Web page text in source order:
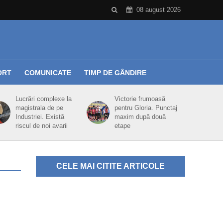
08 august 2026
COMUNICATE TIMP DE GÂNDIRE
Lucrări complexe la
magistrala de pe
Industriei. Există
riscul de noi avarii
Victorie frumoasă
pentru Gloria. Punctaj
maxim după două
etape
CELE MAI CITITE ARTICOLE